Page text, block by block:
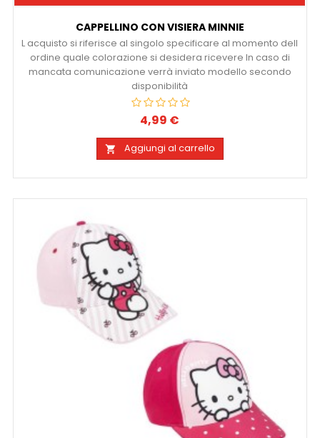
CAPPELLINO CON VISIERA MINNIE
L acquisto si riferisce al singolo specificare al momento dell
ordine quale colorazione si desidera ricevere In caso di
mancata comunicazione verrà inviato modello secondo
disponibilità
Prezzo
4,99 €
 Aggiungi al carrello